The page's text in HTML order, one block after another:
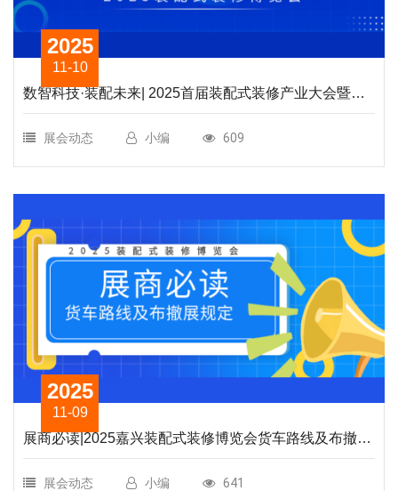
2025
11-10
数智科技·装配未来| 2025首届装配式装修产业大会暨
2025首届嘉兴装配式装修产业博览会于海宁盛大启幕
展会动态 小编 609
2025
11-09
展商必读|2025嘉兴装配式装修博览会货车路线及布撤展
管理规定
展会动态 小编 641